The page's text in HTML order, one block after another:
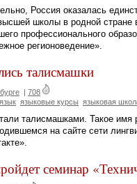
Россия оказалась
школы в родной стране
профессионального
регионоведение».
талисмашки
708
языковые курсы языковая
талисмашками. Такое имя
на сайте сети
семинар